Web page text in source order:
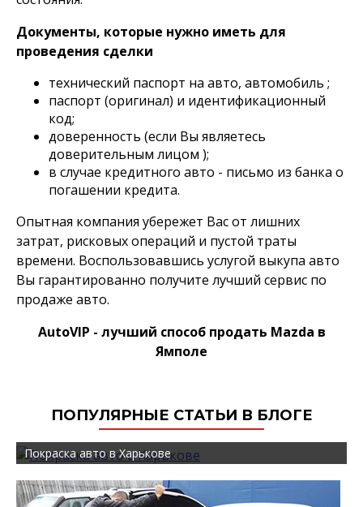
Документы, которые нужно иметь для
проведения сделки
технический паспорт на авто, автомобиль ;
паспорт (оригинал) и идентификационный
код;
доверенность (если Вы являетесь
доверительным лицом );
в случае кредитного авто - письмо из банка о
погашении кредита.
Опытная компания убережет Вас от лишних
затрат, рисковых операций и пустой траты
времени. Воспользовавшись услугой выкупа авто
Вы гарантированно получите лучший сервис по
продаже авто.
AutoVIP - лучший способ продать Mazda в
Ямполе
ПОПУЛЯРНЫЕ СТАТЬИ В БЛОГЕ
Покраска авто в Харькове